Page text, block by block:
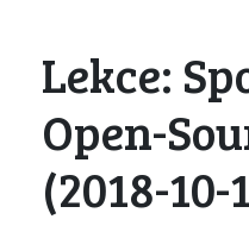
Lekce:
Open-
(2018-10-